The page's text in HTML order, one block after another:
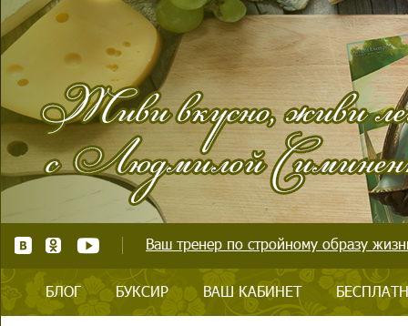
Ваш тренер по стройному образу
БЛОГ БУКСИР ВАШ КАБИНЕТ